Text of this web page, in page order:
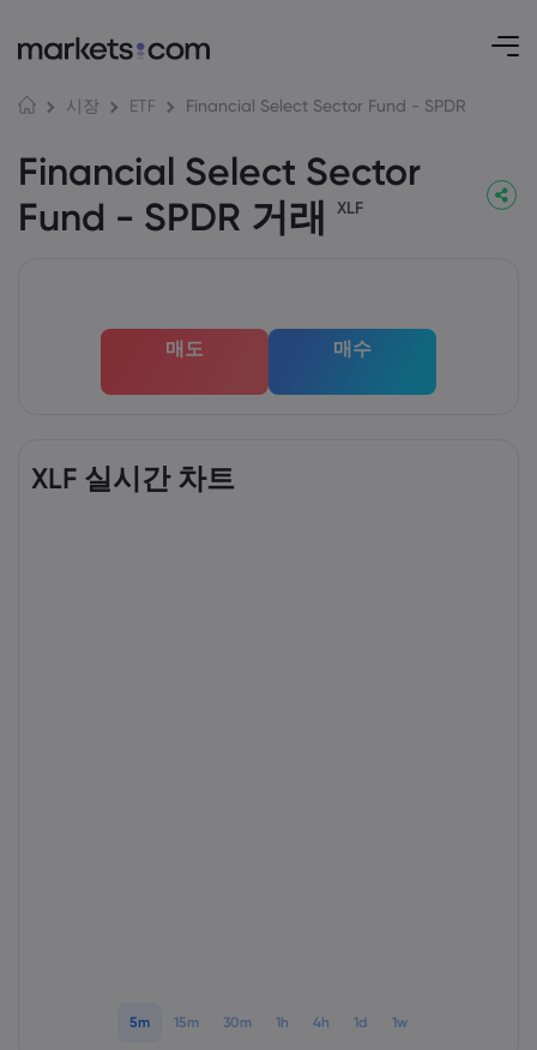
시장 ETF Financial Select Sector Fund - SPDR
Financial Select Sector
Fund - SPDR 거래
XLF
매도 매수
XLF 실시간 차트
5m 15m 30m 1h 4h 1d 1w